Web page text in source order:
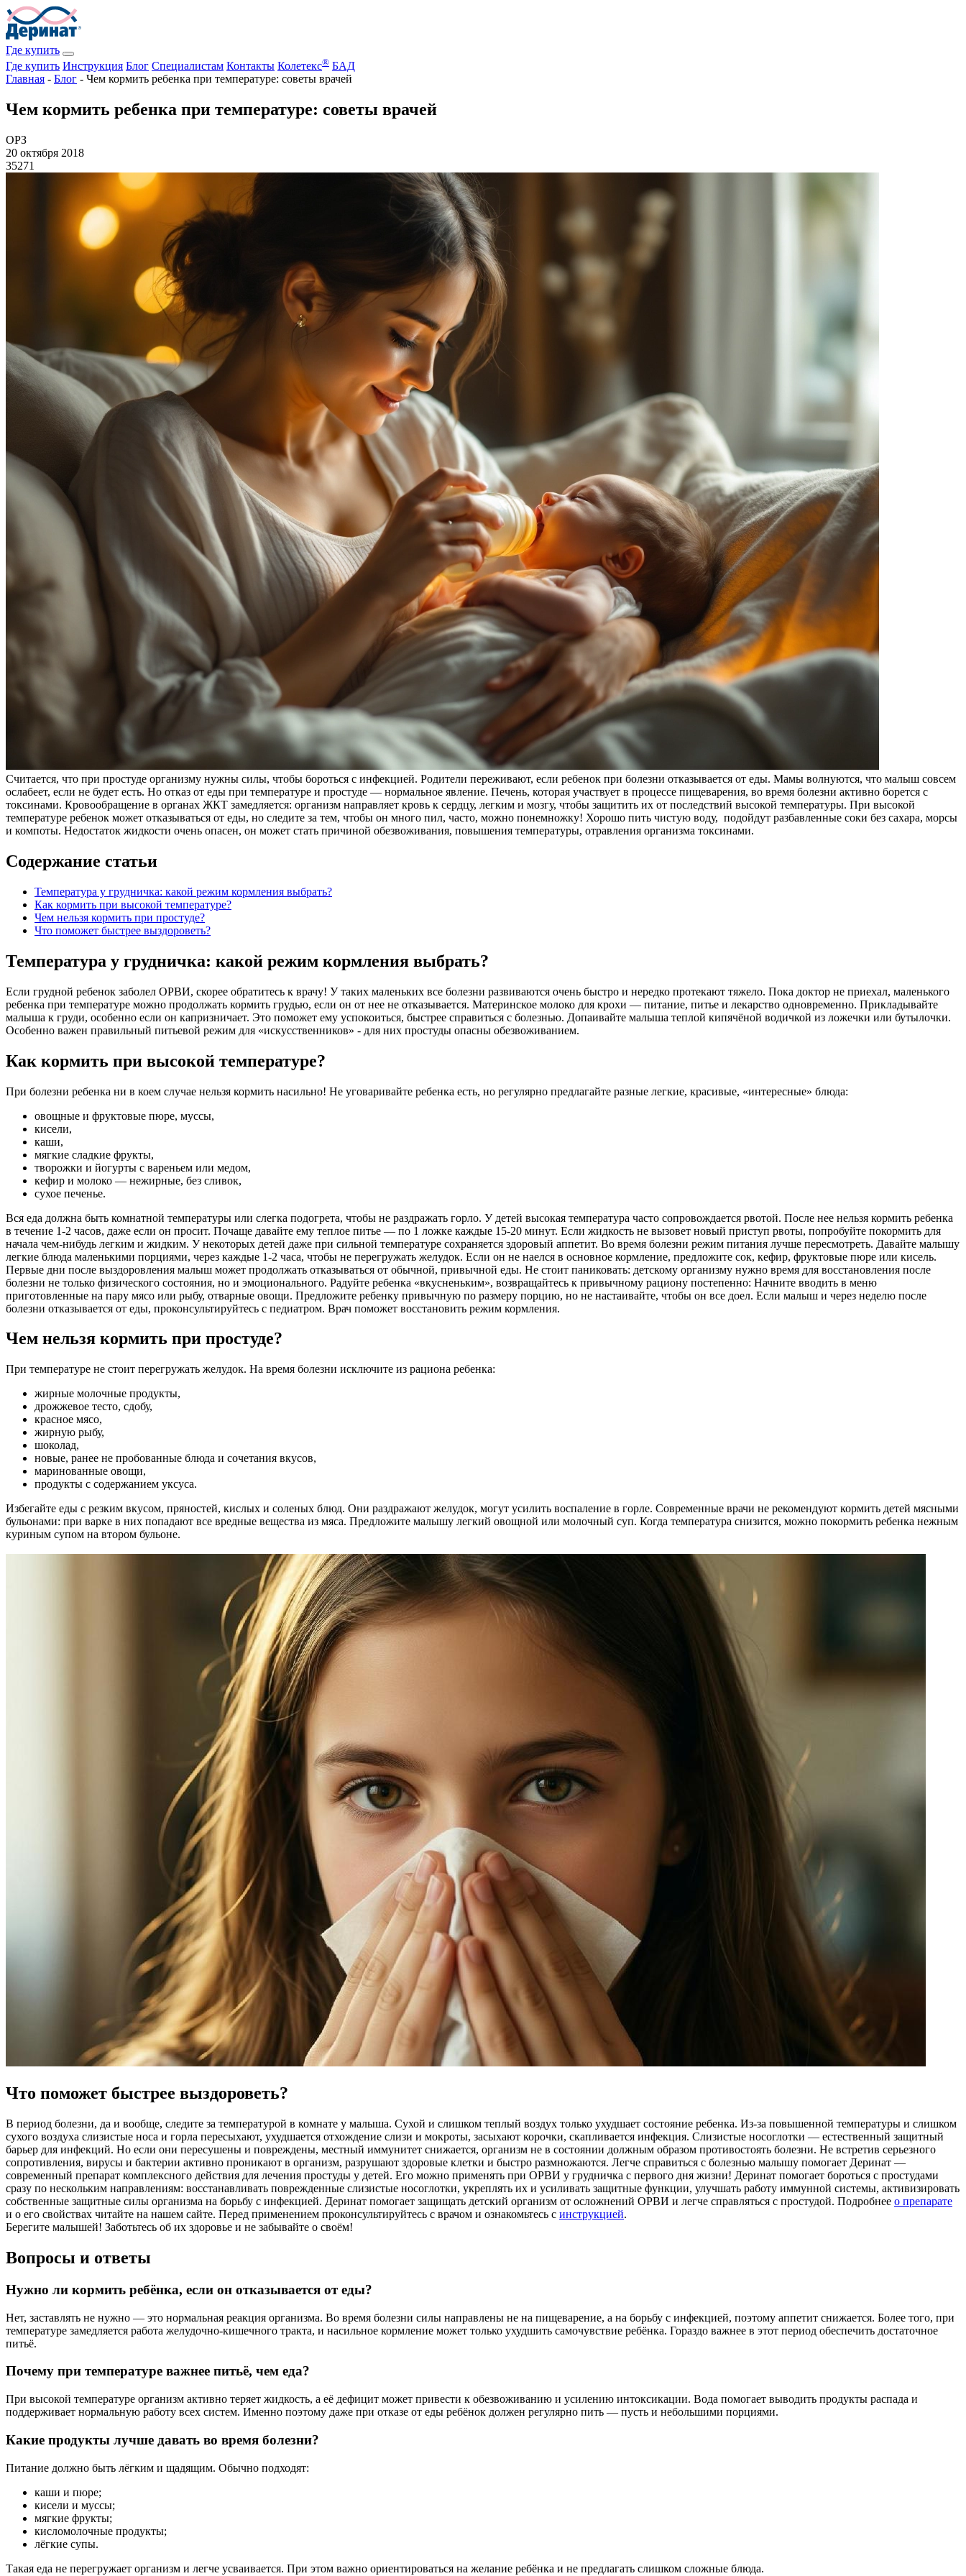
Где купить
Где купить Инструкция Блог Специалистам Контакты Колетекс® БАД
Главная - Блог - Чем кормить ребенка при температуре: советы врачей
Чем кормить ребенка при температуре: советы врачей
ОРЗ
20 октября 2018
35271
Считается, что при простуде организму нужны силы, чтобы бороться с инфекцией. Родители переживают, если ребенок при болезни отказывается от еды. Мамы волнуются, что малыш совсем
ослабеет, если не будет есть. Но отказ от еды при температуре и простуде — нормальное явление. Печень, которая участвует в процессе пищеварения, во время болезни активно борется с
токсинами. Кровообращение в органах ЖКТ замедляется: организм направляет кровь к сердцу, легким и мозгу, чтобы защитить их от последствий высокой температуры. При высокой
температуре ребенок может отказываться от еды, но следите за тем, чтобы он много пил, часто, можно понемножку! Хорошо пить чистую воду, подойдут разбавленные соки без сахара, морсы
и компоты. Недостаток жидкости очень опасен, он может стать причиной обезвоживания, повышения температуры, отравления организма токсинами.
Содержание статьи
Температура у грудничка: какой режим кормления выбрать?
Как кормить при высокой температуре?
Чем нельзя кормить при простуде?
Что поможет быстрее выздороветь?
Температура у грудничка: какой режим кормления выбрать?
Если грудной ребенок заболел ОРВИ, скорее обратитесь к врачу! У таких маленьких все болезни развиваются очень быстро и нередко протекают тяжело. Пока доктор не приехал, маленького
ребенка при температуре можно продолжать кормить грудью, если он от нее не отказывается. Материнское молоко для крохи — питание, питье и лекарство одновременно. Прикладывайте
малыша к груди, особенно если он капризничает. Это поможет ему успокоиться, быстрее справиться с болезнью. Допаивайте малыша теплой кипячёной водичкой из ложечки или бутылочки.
Особенно важен правильный питьевой режим для «искусственников» - для них простуды опасны обезвоживанием.
Как кормить при высокой температуре?
При болезни ребенка ни в коем случае нельзя кормить насильно! Не уговаривайте ребенка есть, но регулярно предлагайте разные легкие, красивые, «интересные» блюда:
овощные и фруктовые пюре, муссы,
кисели,
каши,
мягкие сладкие фрукты,
творожки и йогурты с вареньем или медом,
кефир и молоко — нежирные, без сливок,
сухое печенье.
Вся еда должна быть комнатной температуры или слегка подогрета, чтобы не раздражать горло. У детей высокая температура часто сопровождается рвотой. После нее нельзя кормить ребенка
в течение 1-2 часов, даже если он просит. Почаще давайте ему теплое питье — по 1 ложке каждые 15-20 минут. Если жидкость не вызовет новый приступ рвоты, попробуйте покормить для
начала чем-нибудь легким и жидким. У некоторых детей даже при сильной температуре сохраняется здоровый аппетит. Во время болезни режим питания лучше пересмотреть. Давайте малышу
легкие блюда маленькими порциями, через каждые 1-2 часа, чтобы не перегружать желудок. Если он не наелся в основное кормление, предложите сок, кефир, фруктовые пюре или кисель.
Первые дни после выздоровления малыш может продолжать отказываться от обычной, привычной еды. Не стоит паниковать: детскому организму нужно время для восстановления после
болезни не только физического состояния, но и эмоционального. Радуйте ребенка «вкусненьким», возвращайтесь к привычному рациону постепенно: Начните вводить в меню
приготовленные на пару мясо или рыбу, отварные овощи. Предложите ребенку привычную по размеру порцию, но не настаивайте, чтобы он все доел. Если малыш и через неделю после
болезни отказывается от еды, проконсультируйтесь с педиатром. Врач поможет восстановить режим кормления.
Чем нельзя кормить при простуде?
При температуре не стоит перегружать желудок. На время болезни исключите из рациона ребенка:
жирные молочные продукты,
дрожжевое тесто, сдобу,
красное мясо,
жирную рыбу,
шоколад,
новые, ранее не пробованные блюда и сочетания вкусов,
маринованные овощи,
продукты с содержанием уксуса.
Избегайте еды с резким вкусом, пряностей, кислых и соленых блюд. Они раздражают желудок, могут усилить воспаление в горле. Современные врачи не рекомендуют кормить детей мясными
бульонами: при варке в них попадают все вредные вещества из мяса. Предложите малышу легкий овощной или молочный суп. Когда температура снизится, можно покормить ребенка нежным
куриным супом на втором бульоне.
Что поможет быстрее выздороветь?
В период болезни, да и вообще, следите за температурой в комнате у малыша. Сухой и слишком теплый воздух только ухудшает состояние ребенка. Из-за повышенной температуры и слишком
сухого воздуха слизистые носа и горла пересыхают, ухудшается отхождение слизи и мокроты, засыхают корочки, скапливается инфекция. Слизистые носоглотки — естественный защитный
барьер для инфекций. Но если они пересушены и повреждены, местный иммунитет снижается, организм не в состоянии должным образом противостоять болезни. Не встретив серьезного
сопротивления, вирусы и бактерии активно проникают в организм, разрушают здоровые клетки и быстро размножаются. Легче справиться с болезнью малышу помогает Деринат —
современный препарат комплексного действия для лечения простуды у детей. Его можно применять при ОРВИ у грудничка с первого дня жизни! Деринат помогает бороться с простудами
сразу по нескольким направлениям: восстанавливать поврежденные слизистые носоглотки, укреплять их и усиливать защитные функции, улучшать работу иммунной системы, активизировать
собственные защитные силы организма на борьбу с инфекцией. Деринат помогает защищать детский организм от осложнений ОРВИ и легче справляться с простудой. Подробнее о препарате
и о его свойствах читайте на нашем сайте. Перед применением проконсультируйтесь с врачом и ознакомьтесь с инструкцией.
Берегите малышей! Заботьтесь об их здоровье и не забывайте о своём!
Вопросы и ответы
Нужно ли кормить ребёнка, если он отказывается от еды?
Нет, заставлять не нужно — это нормальная реакция организма. Во время болезни силы направлены не на пищеварение, а на борьбу с инфекцией, поэтому аппетит снижается. Более того, при
температуре замедляется работа желудочно-кишечного тракта, и насильное кормление может только ухудшить самочувствие ребёнка. Гораздо важнее в этот период обеспечить достаточное
питьё.
Почему при температуре важнее питьё, чем еда?
При высокой температуре организм активно теряет жидкость, а её дефицит может привести к обезвоживанию и усилению интоксикации. Вода помогает выводить продукты распада и
поддерживает нормальную работу всех систем. Именно поэтому даже при отказе от еды ребёнок должен регулярно пить — пусть и небольшими порциями.
Какие продукты лучше давать во время болезни?
Питание должно быть лёгким и щадящим. Обычно подходят:
каши и пюре;
кисели и муссы;
мягкие фрукты;
кисломолочные продукты;
лёгкие супы.
Такая еда не перегружает организм и легче усваивается. При этом важно ориентироваться на желание ребёнка и не предлагать слишком сложные блюда.